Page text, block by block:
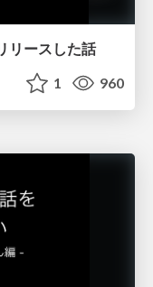
リースした話
1 960